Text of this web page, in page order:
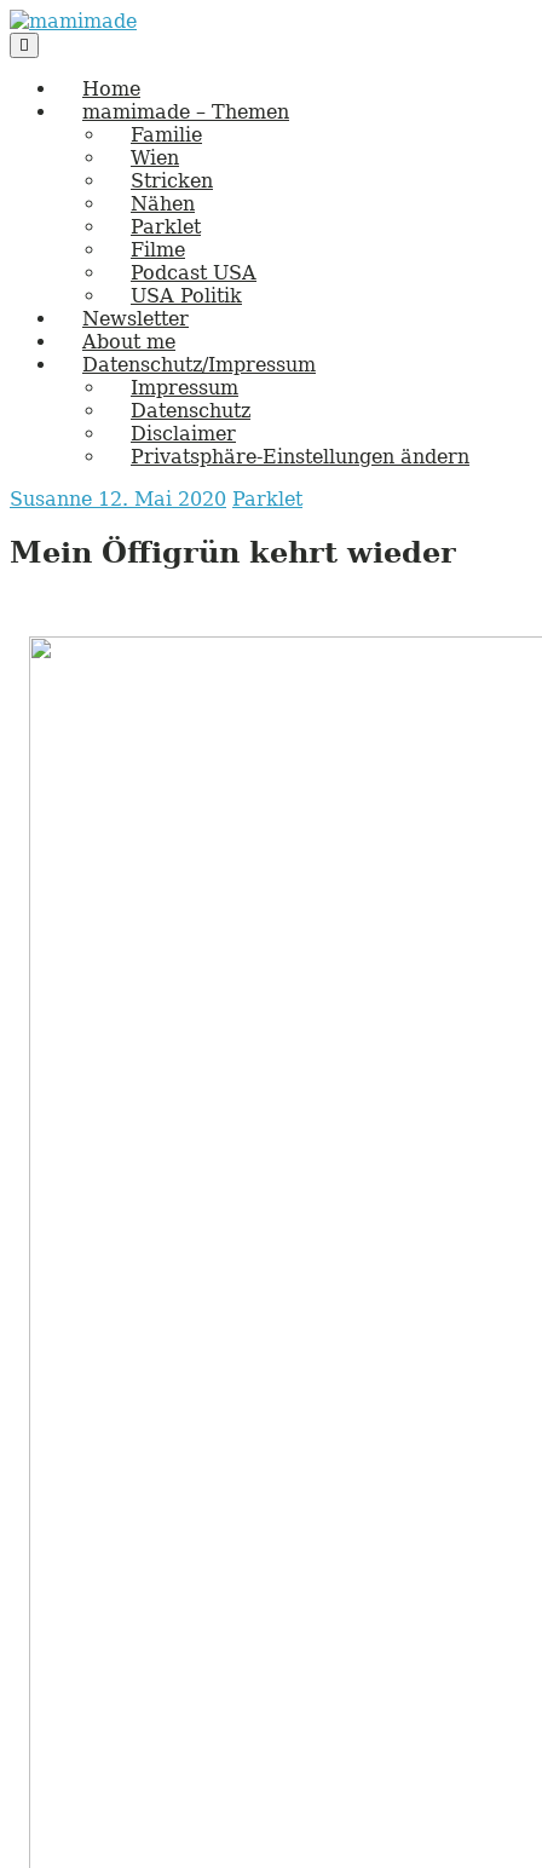
Skip
to
content
mamimade
vernäht und zugetextet
Main
navigation
Home
mamimade – Themen
Familie
Wien
Stricken
Nähen
Parklet
Filme
Podcast USA
USA Politik
Newsletter
About me
Datenschutz/Impressum
Impressum
Datenschutz
Disclaimer
Privatsphäre-Einstellungen ändern
Susanne 12. Mai 2020 Parklet
Mein Öffigrün kehrt wieder